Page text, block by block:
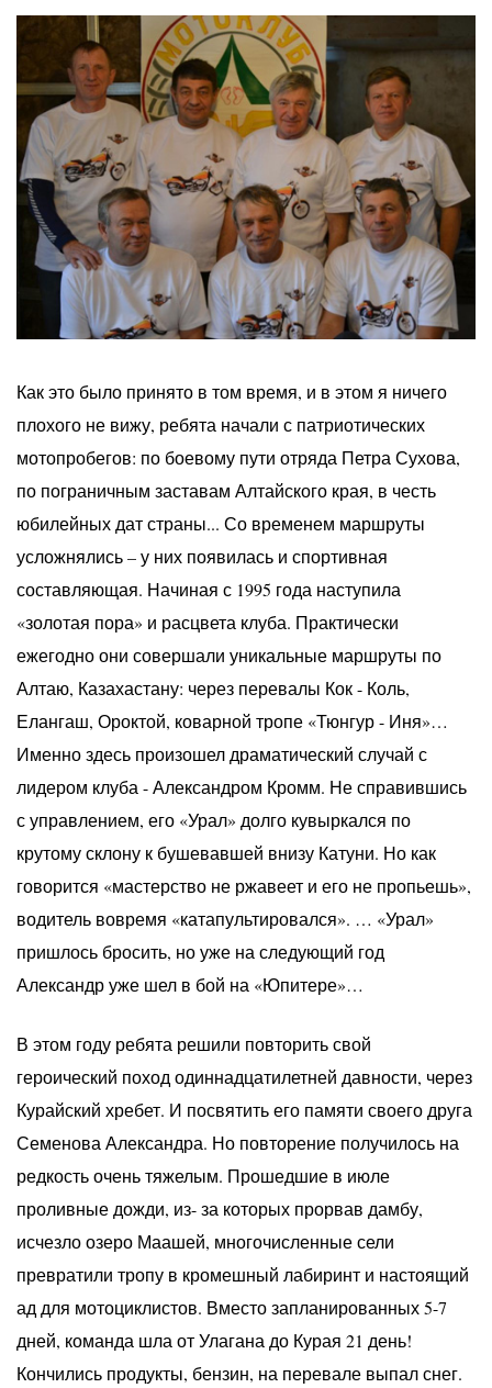
Как это было принято в том время, и в этом я ничего
плохого не вижу, ребята начали с патриотических
мотопробегов: по боевому пути отряда Петра Сухова,
по пограничным заставам Алтайского края, в честь
юбилейных дат страны... Со временем маршруты
усложнялись – у них появилась и спортивная
составляющая. Начиная с 1995 года наступила
«золотая пора» и расцвета клуба. Практически
ежегодно они совершали уникальные маршруты по
Алтаю, Казахастану: через перевалы Кок - Коль,
Елангаш, Ороктой, коварной тропе «Тюнгур - Иня»…
Именно здесь произошел драматический случай с
лидером клуба - Александром Кромм. Не справившись
с управлением, его «Урал» долго кувыркался по
крутому склону к бушевавшей внизу Катуни. Но как
говорится «мастерство не ржавеет и его не пропьешь»,
водитель вовремя «катапультировался». … «Урал»
пришлось бросить, но уже на следующий год
Александр уже шел в бой на «Юпитере»…
В этом году ребята решили повторить свой
героический поход одиннадцатилетней давности, через
Курайский хребет. И посвятить его памяти своего друга
Семенова Александра. Но повторение получилось на
редкость очень тяжелым. Прошедшие в июле
проливные дожди, из- за которых прорвав дамбу,
исчезло озеро Маашей, многочисленные сели
превратили тропу в кромешный лабиринт и настоящий
ад для мотоциклистов. Вместо запланированных 5-7
дней, команда шла от Улагана до Курая 21 день!
Кончились продукты, бензин, на перевале выпал снег.